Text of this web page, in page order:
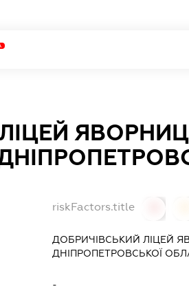
riskFactors.title
ДОБРИЧІВСЬКИЙ ЛІЦЕЙ
ДНІПРОПЕТРОВСЬКОЇ
-